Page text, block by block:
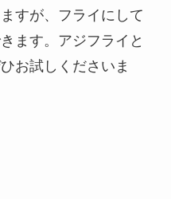
すが、フライにして
ます。アジフライと
お試しくださいま